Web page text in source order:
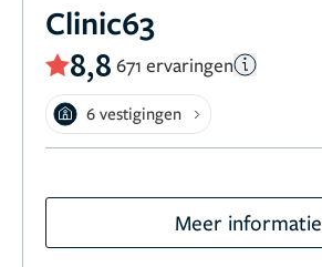
Clinic63
8,8 671 ervaringen
6 vestigingen
Meer informatie